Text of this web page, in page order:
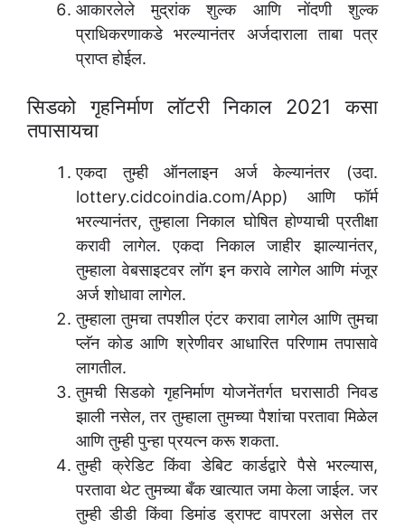
आकारलेले मुद्रांक शुल्क आणि नोंदणी शुल्क
प्राधिकरणाकडे भरल्यानंतर अर्जदाराला ताबा पत्र
प्राप्त होईल.
सिडको गृहनिर्माण लॉटरी निकाल 2021 कसा
तपासायचा
एकदा तुम्ही ऑनलाइन अर्ज केल्यानंतर (उदा.
lottery.cidcoindia.com/App) आणि फॉर्म
भरल्यानंतर, तुम्हाला निकाल घोषित होण्याची प्रतीक्षा
करावी लागेल. एकदा निकाल जाहीर झाल्यानंतर,
तुम्हाला वेबसाइटवर लॉग इन करावे लागेल आणि मंजूर
अर्ज शोधावा लागेल.
तुम्हाला तुमचा तपशील एंटर करावा लागेल आणि तुमचा
प्लॅन कोड आणि श्रेणीवर आधारित परिणाम तपासावे
लागतील.
तुमची सिडको गृहनिर्माण योजनेंतर्गत घरासाठी निवड
झाली नसेल, तर तुम्हाला तुमच्या पैशांचा परतावा मिळेल
आणि तुम्ही पुन्हा प्रयत्न करू शकता.
तुम्ही क्रेडिट किंवा डेबिट कार्डद्वारे पैसे भरल्यास,
परतावा थेट तुमच्या बँक खात्यात जमा केला जाईल. जर
तुम्ही डीडी किंवा डिमांड ड्राफ्ट वापरला असेल तर